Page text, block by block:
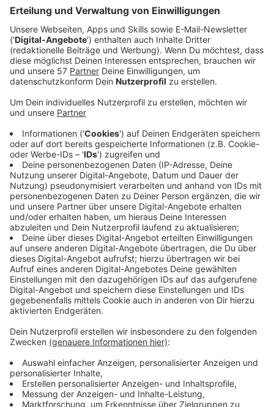
Klausel
Anzeige
Änderungen und/oder Ergänzungen dieser
Teilnahmebedingungen bedürfen zu ihrer Wirksamkeit
der Schriftform. Dies gilt auch für die Abbedingung
des Schriftformerfordernisses selbst. Sollten eine
oder mehrere der vorstehenden Klauseln ganz oder
teilweise nichtig, unwirksam oder undurchführbar sein
oder werden, tritt an deren Stelle eine entsprechend
gültige Klausel. Die übrigen Bedingungen bleiben
wirksam. Gleiches gilt bei Vorliegen einer
Regelungslücke.
Anzeige
10. Sonderspielrunden / Sachpreise
Anzeige
Die RADIO NRW GmbH behält sich vor, jederzeit
Sonderrunden - auch am Wochenende -zugunsten des
Teilnehmers durchzuführen.